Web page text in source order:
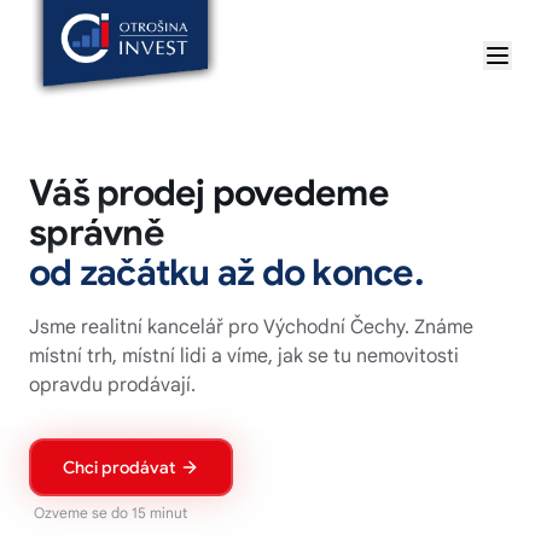
Váš prodej povedeme
správně
od začátku až do konce.
Jsme realitní kancelář pro Východní Čechy. Známe
místní trh, místní lidi a víme, jak se tu nemovitosti
opravdu prodávají.
Chci prodávat
Ozveme se do 15 minut